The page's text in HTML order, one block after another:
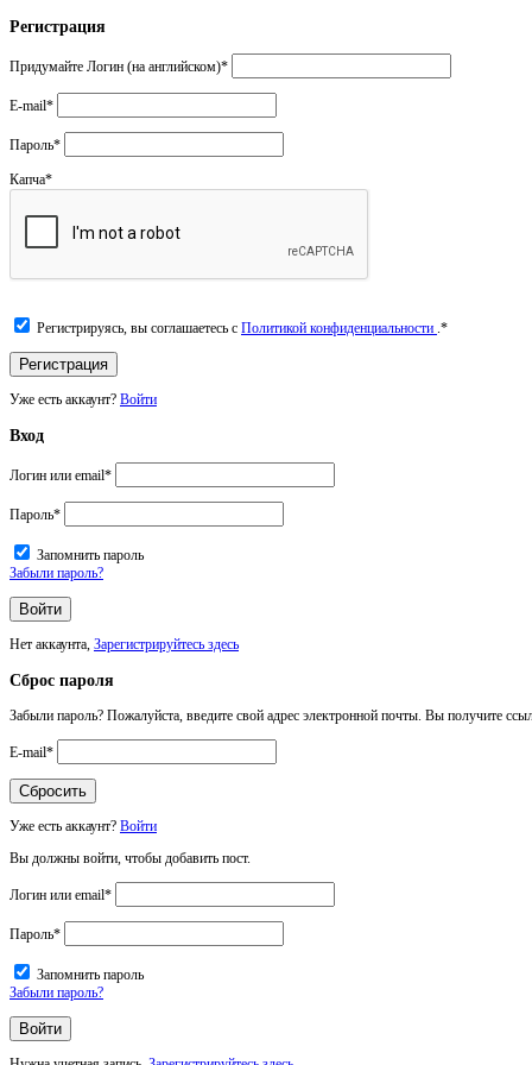
Регистрация
Придумайте Логин (на английском)*
E-mail*
Пароль*
Капча*
Регистрируясь, вы соглашаетесь с Политикой конфиденциальности .*
Уже есть аккаунт? Войти
Вход
Логин или email*
Пароль*
Запомнить пароль
Забыли пароль?
Нет аккаунта, Зарегистрируйтесь здесь
Сброс пароля
Забыли пароль? Пожалуйста, введите свой адрес электронной почты. Вы получите
E-mail*
Уже есть аккаунт? Войти
Вы должны войти, чтобы добавить пост.
Логин или email*
Пароль*
Запомнить пароль
Забыли пароль?